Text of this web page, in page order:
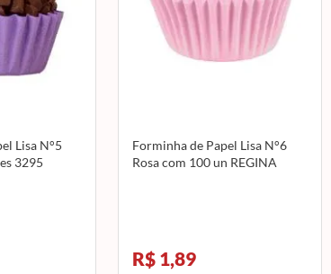
Lisa N°5
3295
Forminha de Papel Lisa N°6
Rosa com 100 un REGINA
R$ 1,89